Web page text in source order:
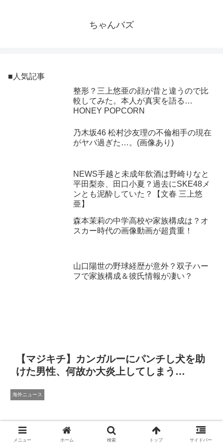
ちゃんバズ
■人気記事
整形？三上悠亜の顔が昔と違うので比
較してみた。本人が真実を語る…
HONEY POPCORN
乃木坂46 松村沙友理の不倫相手の現在
がヤバ過ぎた…。(画像あり)
NEWS手越と未成年飲酒は野崎りなと
平田梨奈、田口小夏？過去にSKE48メ
ンとも泥酔していた？【文春 三上悠
亜】
森本茉莉の中学高校や家族構成は？オ
スカー時代の画像動画が超貴重！
山口陽世の野球経歴が意外？双子ハー
フで家族構成＆彼氏情報が凄い？
【マジキチ】カンガルーにパンチし犬を助
けた男性、何故か大炎上してしまう…
海外ニュース
メニュー ホーム 検索 トップ サイドバー